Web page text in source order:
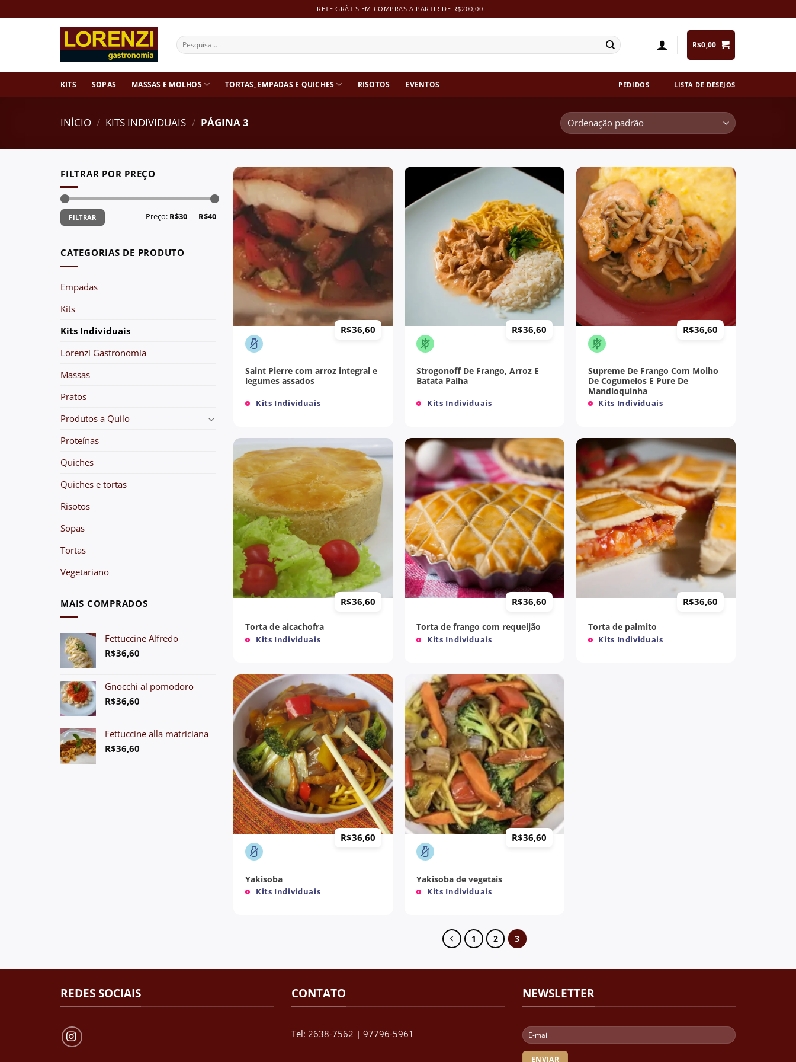
to
FRETE GRÁTIS EM COMPRAS A PARTIR DE R$200,00
Pesquisar
por:
R$0,00
KITS SOPAS MASSAS E MOLHOS TORTAS, EMPADAS E QUICHES RISOTOS EVENTOS PEDIDOS LISTA DE DESEJOS
INÍCIO / KITS INDIVIDUAIS / PÁGINA 3
FILTRAR POR PREÇO
Preço
mínimo
Preço
máximo
FILTRAR Preço: R$30— R$40
CATEGORIAS DE PRODUTO
Empadas
Kits
Kits Individuais
Lorenzi Gastronomia
Massas
Pratos
Produtos a Quilo
Proteínas
Quiches
Quiches e tortas
Risotos
Sopas
Tortas
Vegetariano
MAIS COMPRADOS
Fettuccine Alfredo
R$36,60
Gnocchi al pomodoro
R$36,60
Fettuccine alla matriciana
R$36,60
+
Kits Individuais
Saint Pierre com arroz integral e
legumes assados
R$36,60
Kits Individuais
Strogonoff De Frango, Arroz E
Batata Palha
R$36,60
Kits Individuais
Supreme De Frango Com Molho
De Cogumelos E Pure De
Mandioquinha
R$36,60
Kits Individuais
Torta de alcachofra
R$36,60
+
Kits Individuais
Torta de frango com requeijão
R$36,60
Kits Individuais
Torta de palmito
R$36,60
+
Kits Individuais
Yakisoba
R$36,60
+
Kits Individuais
Yakisoba de vegetais
R$36,60
1 2 3
REDES SOCIAIS CONTATO
Tel: 2638-7562 | 97796-5961
NEWSLETTER